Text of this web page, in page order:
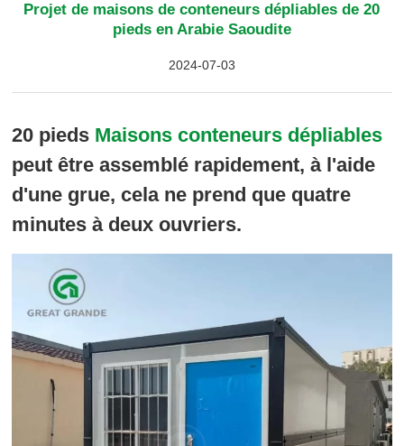
Projet de maisons de conteneurs dépliables de 20
pieds en Arabie Saoudite
2024-07-03
20 pieds Maisons conteneurs dépliables
peut être assemblé rapidement, à l'aide
d'une grue, cela ne prend que quatre
minutes à deux ouvriers.